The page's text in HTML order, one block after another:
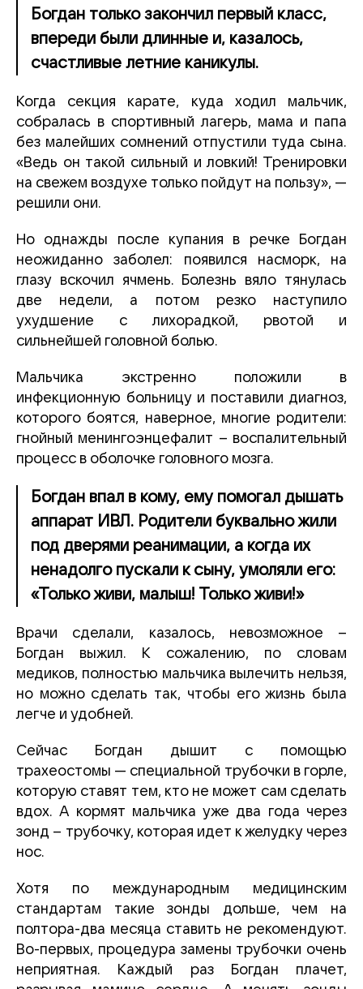
Богдан только закончил первый класс,
впереди были длинные и, казалось,
счастливые летние каникулы.
Когда секция карате, куда ходил мальчик,
собралась в спортивный лагерь, мама и папа
без малейших сомнений отпустили туда сына.
«Ведь он такой сильный и ловкий! Тренировки
на свежем воздухе только пойдут на пользу», —
решили они.
Но однажды после купания в речке Богдан
неожиданно заболел: появился насморк, на
глазу вскочил ячмень. Болезнь вяло тянулась
две недели, а потом резко наступило
ухудшение с лихорадкой, рвотой и
сильнейшей головной болью.
Мальчика экстренно положили в
инфекционную больницу и поставили диагноз,
которого боятся, наверное, многие родители:
гнойный менингоэнцефалит – воспалительный
процесс в оболочке головного мозга.
Богдан впал в кому, ему помогал дышать
аппарат ИВЛ. Родители буквально жили
под дверями реанимации, а когда их
ненадолго пускали к сыну, умоляли его:
«Только живи, малыш! Только живи!»
Врачи сделали, казалось, невозможное –
Богдан выжил. К сожалению, по словам
медиков, полностью мальчика вылечить нельзя,
но можно сделать так, чтобы его жизнь была
легче и удобней.
Сейчас Богдан дышит с помощью
трахеостомы — специальной трубочки в горле,
которую ставят тем, кто не может сам сделать
вдох. А кормят мальчика уже два года через
зонд – трубочку, которая идет к желудку через
нос.
Хотя по международным медицинским
стандартам такие зонды дольше, чем на
полтора-два месяца ставить не рекомендуют.
Во-первых, процедура замены трубочки очень
неприятная. Каждый раз Богдан плачет,